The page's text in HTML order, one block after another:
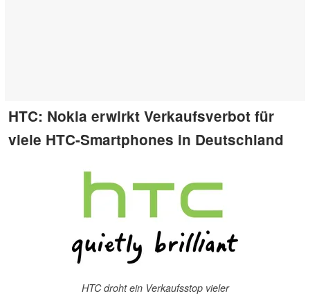
HTC: Nokia erwirkt Verkaufsverbot für
viele HTC-Smartphones in Deutschland
HTC droht ein Verkaufsstop vieler